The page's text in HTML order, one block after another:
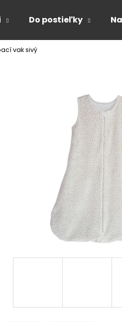
Do postieľky
vak sivý
Čo potrebujete
Odporúčame